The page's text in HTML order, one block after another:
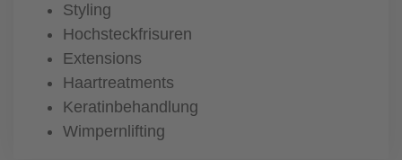
Styling
Hochsteckfrisuren
Extensions
Haartreatments
Keratinbehandlung
Wimpernlifting